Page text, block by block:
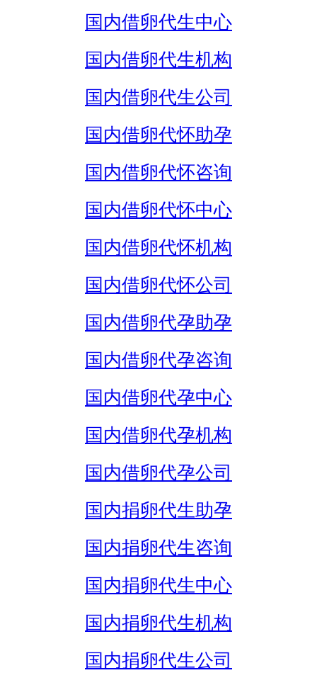
国内借卵代生中心
国内借卵代生机构
国内借卵代生公司
国内借卵代怀助孕
国内借卵代怀咨询
国内借卵代怀中心
国内借卵代怀机构
国内借卵代怀公司
国内借卵代孕助孕
国内借卵代孕咨询
国内借卵代孕中心
国内借卵代孕机构
国内借卵代孕公司
国内捐卵代生助孕
国内捐卵代生咨询
国内捐卵代生中心
国内捐卵代生机构
国内捐卵代生公司